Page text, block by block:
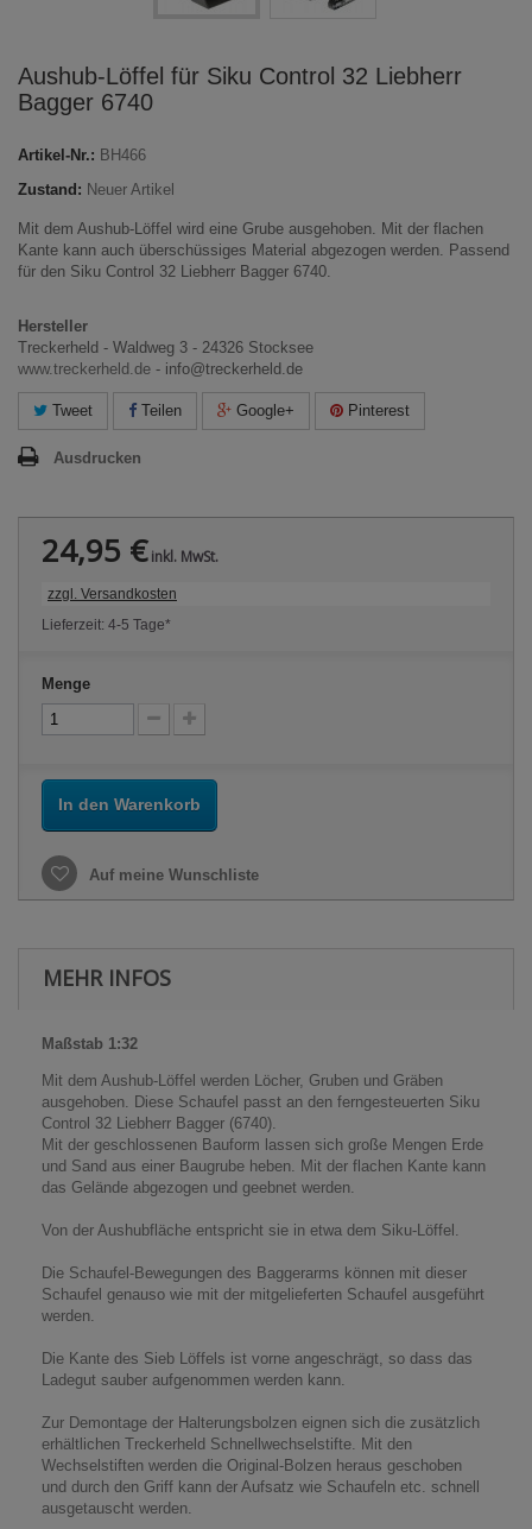
Aushub-Löffel für Siku Control 32 Liebherr
Bagger 6740
Artikel-Nr.: BH466
Zustand: Neuer Artikel
Mit dem Aushub-Löffel wird eine Grube ausgehoben. Mit der flachen
Kante kann auch überschüssiges Material abgezogen werden. Passend
für den Siku Control 32 Liebherr Bagger 6740.
Hersteller
Treckerheld - Waldweg 3 - 24326 Stocksee
www.treckerheld.de - info@treckerheld.de
Tweet Teilen Google+ Pinterest
Ausdrucken
24,95 €inkl. MwSt.
zzgl. Versandkosten
Lieferzeit: 4-5 Tage*
Menge
In den Warenkorb
Auf meine Wunschliste
MEHR INFOS
Maßstab 1:32
Mit dem Aushub-Löffel werden Löcher, Gruben und Gräben
ausgehoben. Diese Schaufel passt an den ferngesteuerten Siku
Control 32 Liebherr Bagger (6740).
Mit der geschlossenen Bauform lassen sich große Mengen Erde
und Sand aus einer Baugrube heben. Mit der flachen Kante kann
das Gelände abgezogen und geebnet werden.
Von der Aushubfläche entspricht sie in etwa dem Siku-Löffel.
Die Schaufel-Bewegungen des Baggerarms können mit dieser
Schaufel genauso wie mit der mitgelieferten Schaufel ausgeführt
werden.
Die Kante des Sieb Löffels ist vorne angeschrägt, so dass das
Ladegut sauber aufgenommen werden kann.
Zur Demontage der Halterungsbolzen eignen sich die zusätzlich
erhältlichen Treckerheld Schnellwechselstifte. Mit den
Wechselstiften werden die Original-Bolzen heraus geschoben
und durch den Griff kann der Aufsatz wie Schaufeln etc. schnell
ausgetauscht werden.